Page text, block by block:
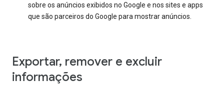
sobre os anúncios exibidos no Google e nos sites e apps
que são parceiros do Google para mostrar anúncios.
Exportar, remover e excluir
informações